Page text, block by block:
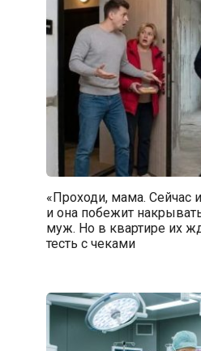
«Проходи, мама. Сейчас
и она побежит
муж. Но в квартире их
тесть с чеками